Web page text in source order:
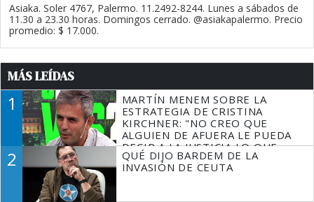
Asiaka. Soler 4767, Palermo. 11.2492-8244. Lunes a sábados de
11.30 a 23.30 horas. Domingos cerrado. @asiakapalermo. Precio
promedio: $ 17.000.
MÁS LEÍDAS
1
MARTÍN MENEM SOBRE LA
ESTRATEGIA DE CRISTINA
KIRCHNER: "NO CREO QUE
ALGUIEN DE AFUERA LE PUEDA
DECIR A LA JUSTICIA LO QUE
TIENE QUE HACER"
2
QUÉ DIJO BARDEM DE LA
INVASIÓN DE CEUTA